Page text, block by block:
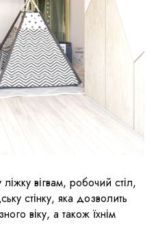
вігвам, робочий стіл,
стінку, яка дозволить
віку, а також їхнім